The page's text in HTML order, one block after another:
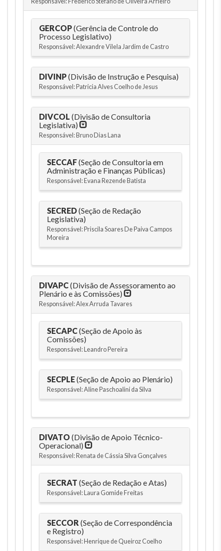
GERCOP(Gerência de Controle do
Processo Legislativo)
Responsável: Alexandre Vilela Jardim de Castro
DIVINP(Divisão de Instrução e Pesquisa)
Responsável: Patricia Alves Coelho de Jesus
DIVCOL (Divisão de Consultoria
Legislativa)
Responsável: Bruno Dias Lana
SECCAF(Seção de Consultoria em
Administração e Finanças Públicas)
Responsável: Evana Rezende Batista
SECRED(Seção de Redação
Legislativa)
Responsável: Priscila Soares De Paiva Campos
Moreira
DIVAPC(Divisão de Assessoramento ao
Plenário e às Comissões)
Responsável: Alex Arruda Tavares
SECAPC(Seção de Apoio às
Comissões)
Responsável: Leandro Pereira
SECPLE(Seção de Apoio ao Plenário)
Responsável: Aline Paschoalini da Silva
DIVATO (Divisão de Apoio Técnico-
Operacional)
Responsável: Renata de Cássia Silva Gonçalves
SECRAT (Seção de Redação e Atas)
Responsável: Laura Gomide Freitas
SECCOR (Seção de Correspondência
e Registro)
Responsável: Henrique de Queiroz Coelho